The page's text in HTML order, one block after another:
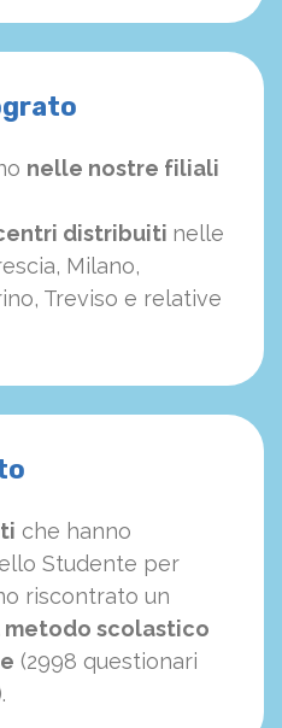
nelle nostre filiali
distribuiti nelle
Milano,
Treviso e relative
che hanno
Studente per
riscontrato un
scolastico
(2998 questionari